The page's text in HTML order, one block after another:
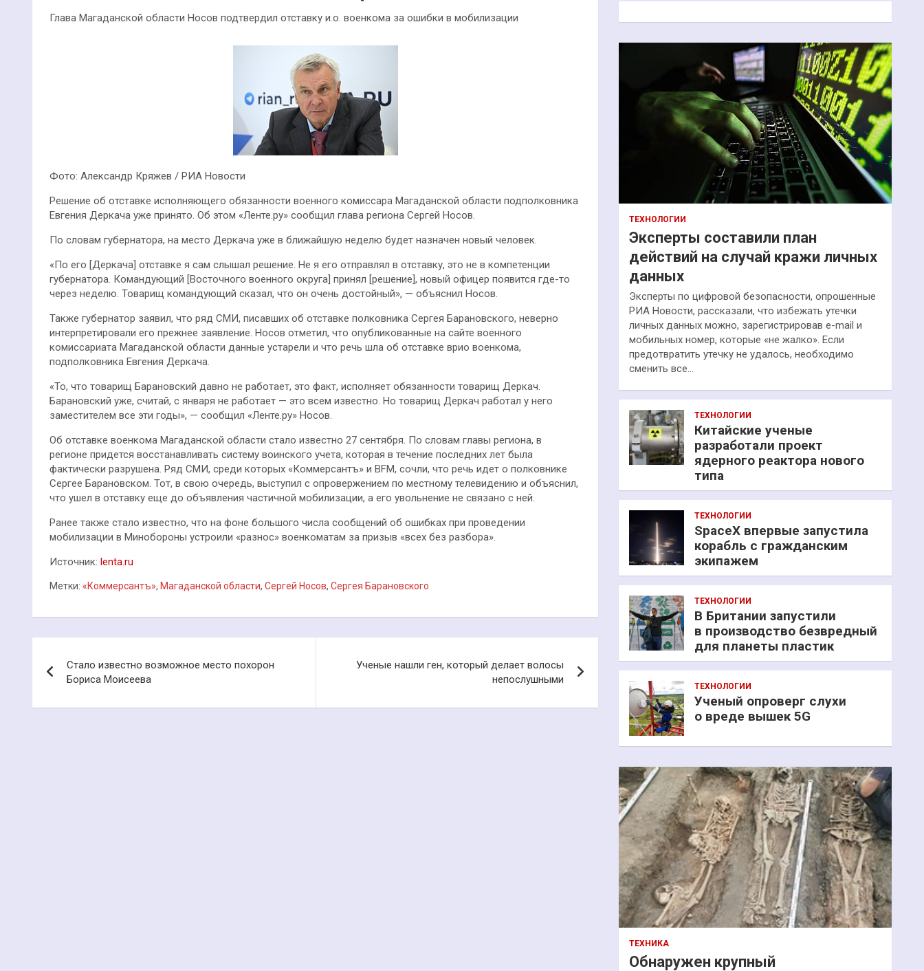
Глава Магаданской области Носов подтвердил отставку и.о. военкома за ошибки в мобилизации
Фото: Александр Кряжев / РИА Новости
Решение об отставке исполняющего обязанности военного комиссара Магаданской области подполковника
Евгения Деркача уже принято. Об этом «Ленте.ру» сообщил глава региона Сергей Носов.
По словам губернатора, на место Деркача уже в ближайшую неделю будет назначен новый человек.
«По его [Деркача] отставке я сам слышал решение. Не я его отправлял в отставку, это не в компетенции
губернатора. Командующий [Восточного военного округа] принял [решение], новый офицер появится где-то
через неделю. Товарищ командующий сказал, что он очень достойный», — объяснил Носов.
Также губернатор заявил, что ряд СМИ, писавших об отставке полковника Сергея Барановского, неверно
интерпретировали его прежнее заявление. Носов отметил, что опубликованные на сайте военного
комиссариата Магаданской области данные устарели и что речь шла об отставке врио военкома,
подполковника Евгения Деркача.
«То, что товарищ Барановский давно не работает, это факт, исполняет обязанности товарищ Деркач.
Барановский уже, считай, с января не работает — это всем известно. Но товарищ Деркач работал у него
заместителем все эти годы», — сообщил «Ленте.ру» Носов.
Об отставке военкома Магаданской области стало известно 27 сентября. По словам главы региона, в
регионе придется восстанавливать систему воинского учета, которая в течение последних лет была
фактически разрушена. Ряд СМИ, среди которых «Коммерсантъ» и BFM, сочли, что речь идет о полковнике
Сергее Барановском. Тот, в свою очередь, выступил с опровержением по местному телевидению и объяснил,
что ушел в отставку еще до объявления частичной мобилизации, а его увольнение не связано с ней.
Ранее также стало известно, что на фоне большого числа сообщений об ошибках при проведении
мобилизации в Минобороны устроили «разнос» военкоматам за призыв «всех без разбора».
Источник: lenta.ru
Метки: «Коммерсантъ», Магаданской области, Сергей Носов, Сергея Барановского
по
записям
Стало известно возможное место похорон
Бориса Моисеева
Ученые нашли ген, который делает волосы
непослушными
к
ТЕХНОЛОГИИ
Эксперты составили план
действий на случай кражи личных
данных
Эксперты по цифровой безопасности, опрошенные
РИА Новости, рассказали, что избежать утечки
личных данных можно, зарегистрировав e-mail и
мобильных номер, которые «не жалко». Если
предотвратить утечку не удалось, необходимо
сменить все…
ТЕХНОЛОГИИ
Китайские ученые
разработали проект
ядерного реактора нового
типа
ТЕХНОЛОГИИ
SpaceX впервые запустила
корабль с гражданским
экипажем
ТЕХНОЛОГИИ
В Британии запустили
в производство безвредный
для планеты пластик
ТЕХНОЛОГИИ
Ученый опроверг слухи
о вреде вышек 5G
ТЕХНИКА
Обнаружен крупный